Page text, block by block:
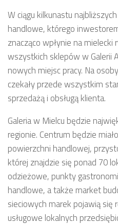
W ciągu kilkunastu
handlowe, którego
znacząco wpłynie na mielecki
wszystkich sklepów w Galerii
nowych miejsc pracy. Na
czekały przede wszystkim
sprzedażą i obsługą klienta.
Galeria w Mielcu będzie
regionie. Centrum będzie
powierzchni handlowej,
której znajdzie się ponad 70
odzieżowe, punkty
handlowe, a także market
sieciowych marek pojawią
usługowe lokalnych